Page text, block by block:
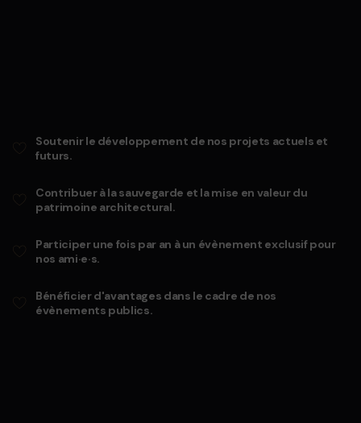
Soutenir le développement de nos projets actuels et
futurs.
Contribuer à la sauvegarde et la mise en valeur du
patrimoine architectural.
Participer une fois par an à un évènement exclusif pour
nos ami·e·s.
Bénéficier d'avantages dans le cadre de nos
évènements publics.